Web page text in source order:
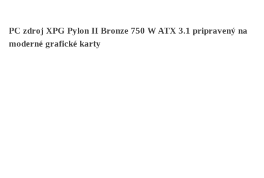
PC zdroj XPG Pylon II Bronze 750 W ATX 3.1 pripravený na
moderné grafické karty